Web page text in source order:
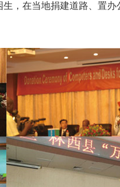
，在当地捐建道路、置